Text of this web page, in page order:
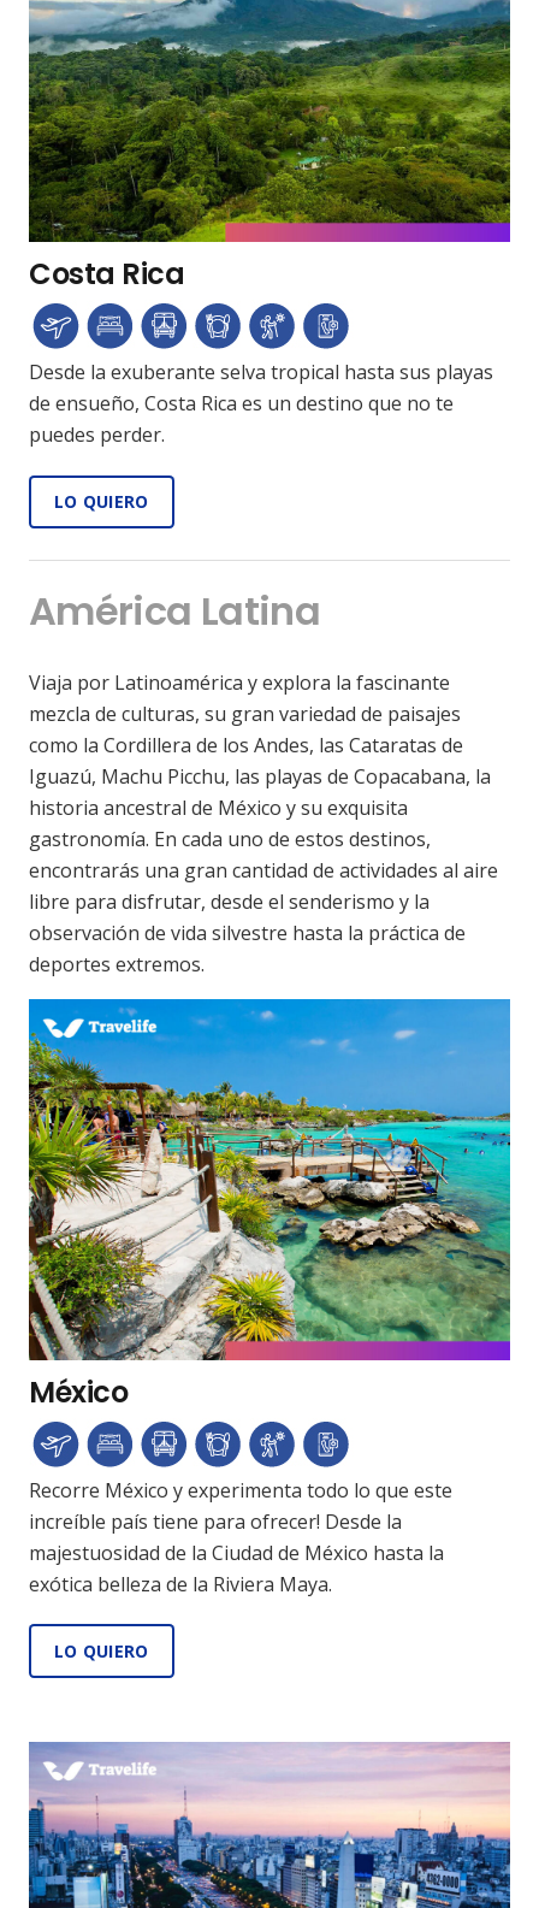
Costa Rica
Desde la exuberante selva tropical hasta sus playas
de ensueño, Costa Rica es un destino que no te
puedes perder.
LO QUIERO
América Latina
Viaja por Latinoamérica y explora la fascinante
mezcla de culturas, su gran variedad de paisajes
como la Cordillera de los Andes, las Cataratas de
Iguazú, Machu Picchu, las playas de Copacabana, la
historia ancestral de México y su exquisita
gastronomía. En cada uno de estos destinos,
encontrarás una gran cantidad de actividades al aire
libre para disfrutar, desde el senderismo y la
observación de vida silvestre hasta la práctica de
deportes extremos.
México
Recorre México y experimenta todo lo que este
increíble país tiene para ofrecer! Desde la
majestuosidad de la Ciudad de México hasta la
exótica belleza de la Riviera Maya.
LO QUIERO